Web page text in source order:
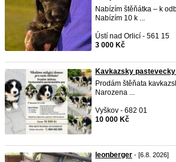
Nabízím štěňátka – k
Nabízím 10 k ...
Ústí nad Orlicí - 561 15
3 000 Kč
Kavkazsky pastevecky
Prodám štěňata
Narozena ...
Vyškov - 682 01
10 000 Kč
leonberger - [6.8. 2026]